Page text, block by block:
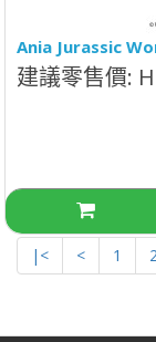
Ania Jurassic
建議零售價:
|< < 1